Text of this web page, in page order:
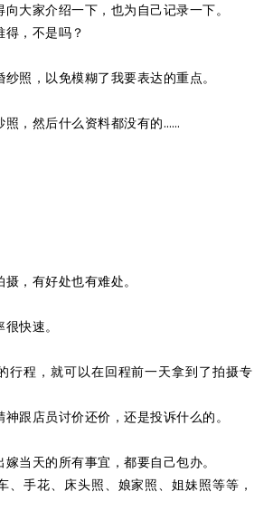
大家介绍一下，也为自己记录一下。
，不是吗？
照，以免模糊了我要表达的重点。
照，然后什么资料都没有的……
，有好处也有难处。
快速。
行程，就可以在回程前一天拿到了拍摄专
跟店员讨价还价，还是投诉什么的。
当天的所有事宜，都要自己包办。
、手花、床头照、娘家照、姐妹照等等，